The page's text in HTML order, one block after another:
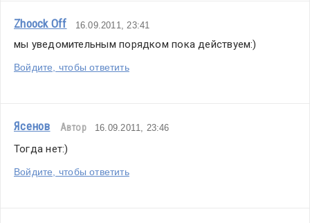
Zhoock Off 16.09.2011, 23:41
мы уведомительным порядком пока действуем:)
Войдите, чтобы ответить
Ясенов Автор 16.09.2011, 23:46
Тогда нет:)
Войдите, чтобы ответить